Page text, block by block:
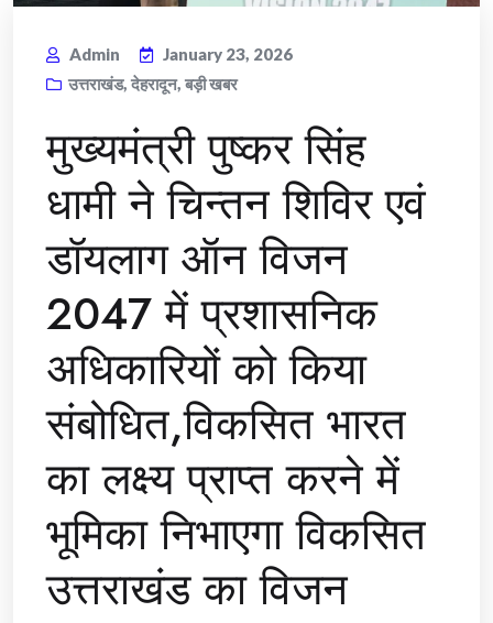
Admin
January 23, 2026
उत्तराखंड, देहरादून, बड़ी खबर
मुख्यमंत्री पुष्कर सिंह
धामी ने चिन्तन शिविर एवं
डॉयलाग ऑन विजन
2047 में प्रशासनिक
अधिकारियों को किया
संबोधित,विकसित भारत
का लक्ष्य प्राप्त करने में
भूमिका निभाएगा विकसित
उत्तराखंड का विजन